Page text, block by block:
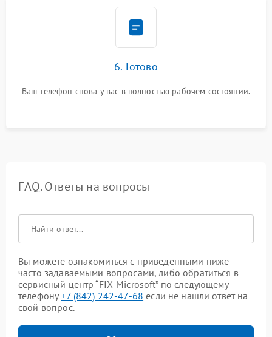
6. Готово
Ваш телефон снова у вас в полностью рабочем состоянии.
FAQ. Ответы на вопросы
Вы можете ознакомиться с приведенными ниже
часто задаваемыми вопросами, либо обратиться в
сервисный центр “FIX-Microsoft” по следующему
телефону+7 (842) 242-47-68 если не нашли ответ на
свой вопрос.